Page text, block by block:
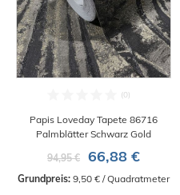
Papis Loveday Tapete 86716
Palmblätter Schwarz Gold
94,95 €
66,88 €
Grundpreis: 9,50 € / Quadratmeter